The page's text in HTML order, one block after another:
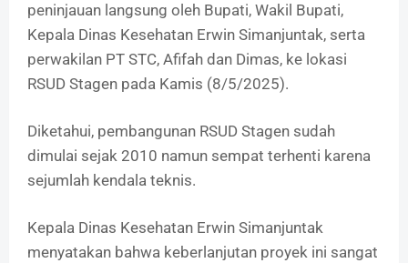
peninjauan langsung oleh Bupati, Wakil Bupati,
Kepala Dinas Kesehatan Erwin Simanjuntak, serta
perwakilan PT STC, Afifah dan Dimas, ke lokasi
RSUD Stagen pada Kamis (8/5/2025).
Diketahui, pembangunan RSUD Stagen sudah
dimulai sejak 2010 namun sempat terhenti karena
sejumlah kendala teknis.
Kepala Dinas Kesehatan Erwin Simanjuntak
menyatakan bahwa keberlanjutan proyek ini sangat